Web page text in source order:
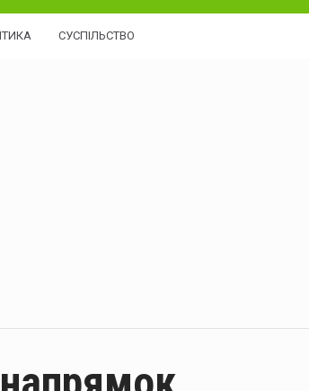
СУСПІЛЬСТВО